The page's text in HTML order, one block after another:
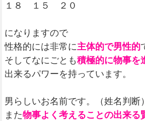
１８ １５ ２０
になりますので
性格的には非常に主体的で男性的
そしてなにごとも積極的に物事を
出来るパワーを持っています。
男らしいお名前です。（姓名判断）
また物事よく考えることの出来る